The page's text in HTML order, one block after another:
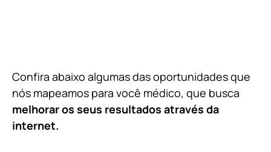
Confira abaixo algumas das oportunidades que
nós mapeamos para você médico, que busca
melhorar os seus resultados através da
internet.